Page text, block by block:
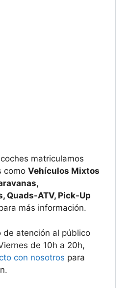
matriculamos
como Vehículos Mixtos
Quads-ATV, Pick-Up
más información.
de atención al público
de 10h a 20h,
con nosotros para